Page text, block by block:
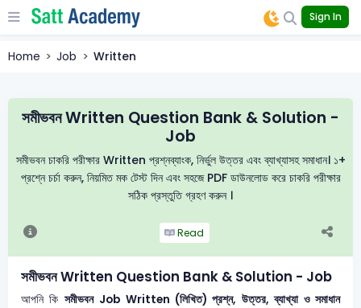
Sign In
Home Job Written
সমীভবন Written Question Bank & Solution -
Job
সমীভবন চাকরি পরীক্ষার Written প্রশ্নব্যাংক, নির্ভুল উত্তর এবং ব্যাখ্যাসহ সমাধান। ১+
প্রশ্নে চর্চা করুন, নিয়মিত মক টেস্ট দিন এবং সহজে PDF ডাউনলোড করে চাকরি পরীক্ষার
সঠিক প্রস্তুতি গ্রহণ করুন ।
Read
সমীভবন Written Question Bank & Solution - Job
আপনি কি সমীভবন Job Written (লিখিত) প্রশ্ন, উত্তর, ব্যাখ্যা ও সমাধান